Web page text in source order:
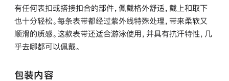
有任何表扣或搭接扣合的部件，佩戴格外舒适，戴上和取下
也十分轻松。每条表带都经过紫外线特殊处理，带来柔软又
顺滑的质感。这款表带还适合游泳使用，并具有抗汗特性，几
乎去哪都可以佩戴。
包装内容